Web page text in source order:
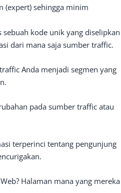
(expert) sehingga minim
kode unik yang diselipkan
dari mana saja sumber traffic.
Anda menjadi segmen yang
pada sumber traffic atau
terperinci tentang pengunjung
Halaman mana yang mereka